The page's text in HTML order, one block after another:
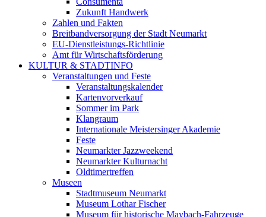
Zukunft Handwerk
Zahlen und Fakten
Breitbandversorgung der Stadt Neumarkt
EU-Dienstleistungs-Richtlinie
Amt für Wirtschaftsförderung
KULTUR & STADTINFO
Veranstaltungen und Feste
Veranstaltungskalender
Kartenvorverkauf
Sommer im Park
Klangraum
Internationale Meistersinger Akademie
Feste
Neumarkter Jazzweekend
Neumarkter Kulturnacht
Oldtimertreffen
Museen
Stadtmuseum Neumarkt
Museum Lothar Fischer
Museum für historische Maybach-Fahrzeuge